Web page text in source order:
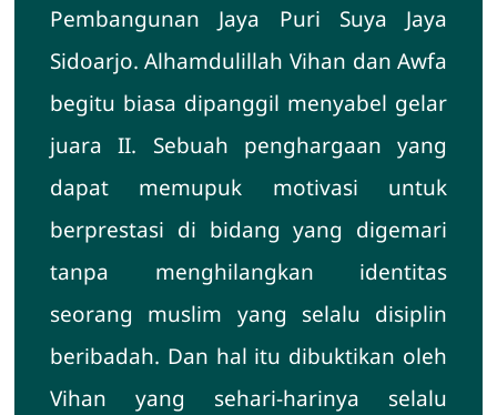
Pembangunan Jaya Puri Suya Jaya
Sidoarjo. Alhamdulillah Vihan dan Awfa
begitu biasa dipanggil menyabel gelar
juara II. Sebuah penghargaan yang
dapat memupuk motivasi untuk
berprestasi di bidang yang digemari
tanpa menghilangkan identitas
seorang muslim yang selalu disiplin
beribadah. Dan hal itu dibuktikan oleh
Vihan yang sehari-harinya selalu